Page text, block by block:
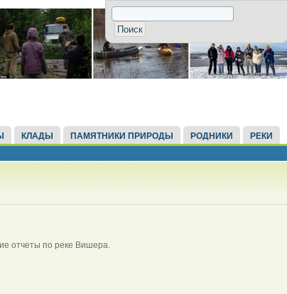
КЛАДЫ ПАМЯТНИКИ ПРИРОДЫ РОДНИКИ РЕКИ
отчеты по реке Вишера.